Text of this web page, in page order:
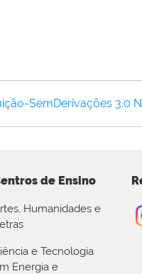
SemDerivações 3.0
de Ensino
Humanidades e
e Tecnologia
Energia e